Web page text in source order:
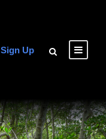
Sign Up